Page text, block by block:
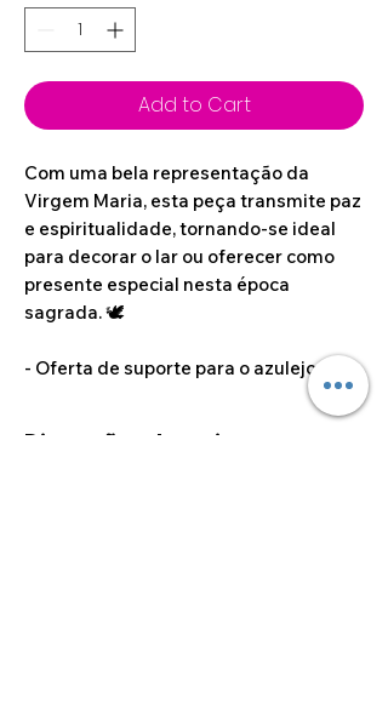
Add to Cart
Com uma bela representação da
Virgem Maria, esta peça transmite paz
e espiritualidade, tornando-se ideal
para decorar o lar ou oferecer como
presente especial nesta época
sagrada. 🕊️
- Oferta de suporte para o azulejo.
Dimensões do artigo